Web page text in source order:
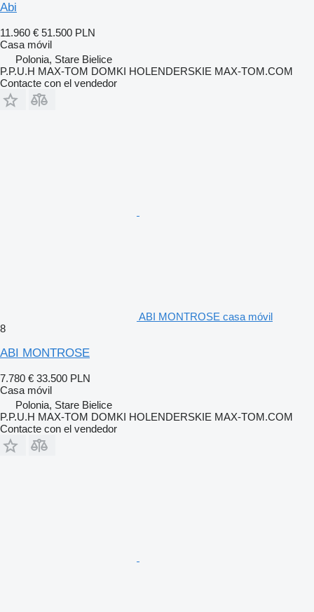
Abi
11.960 € 51.500 PLN
Casa móvil
Polonia, Stare Bielice
P.P.U.H MAX-TOM DOMKI HOLENDERSKIE MAX-TOM.COM
Contacte con el vendedor
ABI MONTROSE casa móvil
8
ABI MONTROSE
7.780 € 33.500 PLN
Casa móvil
Polonia, Stare Bielice
P.P.U.H MAX-TOM DOMKI HOLENDERSKIE MAX-TOM.COM
Contacte con el vendedor